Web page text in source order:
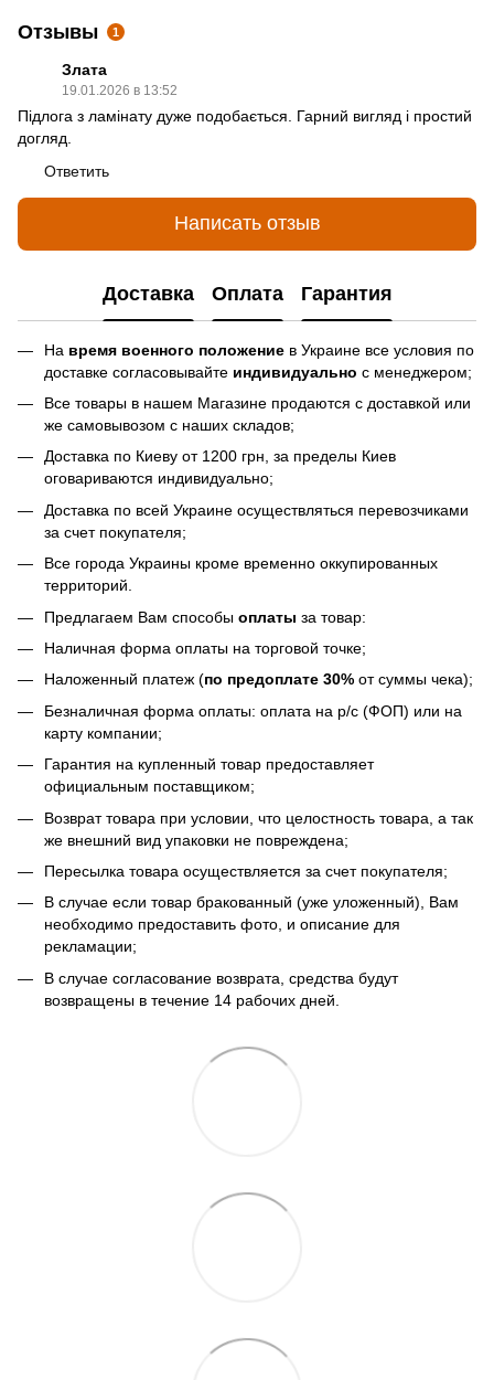
Отзывы 1
Злата
19.01.2026 в 13:52
Підлога з ламінату дуже подобається. Гарний вигляд і простий
догляд.
Ответить
Написать отзыв
Доставка Оплата Гарантия
На время военного положение в Украине все условия по
доставке согласовывайте индивидуально с менеджером;
Все товары в нашем Магазине продаются с доставкой или
же самовывозом с наших складов;
Доставка по Киеву от 1200 грн, за пределы Киев
оговариваются индивидуально;
Доставка по всей Украине осуществляться перевозчиками
за счет покупателя;
Все города Украины кроме временно оккупированных
территорий.
Предлагаем Вам способы оплаты за товар:
Наличная форма оплаты на торговой точке;
Наложенный платеж (по предоплате 30% от суммы чека);
Безналичная форма оплаты: оплата на р/с (ФОП) или на
карту компании;
Гарантия на купленный товар предоставляет
официальным поставщиком;
Возврат товара при условии, что целостность товара, а так
же внешний вид упаковки не повреждена;
Пересылка товара осуществляется за счет покупателя;
В случае если товар бракованный (уже уложенный), Вам
необходимо предоставить фото, и описание для
рекламации;
В случае согласование возврата, средства будут
возвращены в течение 14 рабочих дней.